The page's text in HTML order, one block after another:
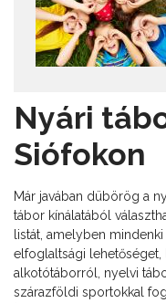
Nyári
Siófokon
Már javában dübörög a
tábor kínálatából
listát, amelyben
elfoglaltsági
alkotótáborról, nyelvi
szárazföldi sportokkal